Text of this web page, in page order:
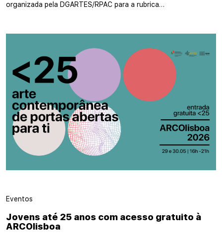
organizada pela DGARTES/RPAC para a rubrica…
Eventos
Jovens até 25 anos com acesso gratuito à
ARCOlisboa